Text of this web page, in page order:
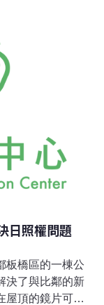
料具有利於微生
不易溶出磷灰石
顯示，比原有產
依處理用途而
專利，本年度
日照權問題
板橋區的一棟公
決了與比鄰的新
屋頂的鏡片可以